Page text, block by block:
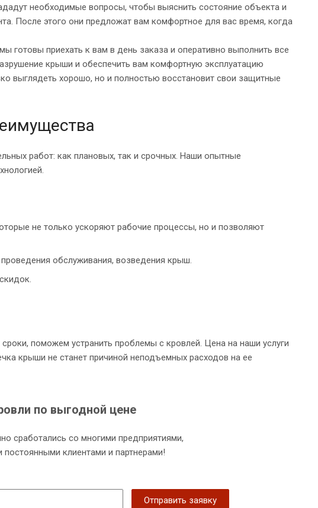
необходимые вопросы, чтобы выяснить состояние объекта и
После этого они предложат вам комфортное для вас время, когда
готовы приехать к вам в день заказа и оперативно выполнить все
крыши и обеспечить вам комфортную эксплуатацию
выглядеть хорошо, но и полностью восстановит свои защитные
работ: как плановых, так и срочных. Наши опытные
не только ускоряют рабочие процессы, но и позволяют
обслуживания, возведения крыш.
поможем устранить проблемы с кровлей. Цена на наши услуги
крыши не станет причиной неподъемных расходов на ее
по выгодной цене
сработались со многими предприятиями,
клиентами и партнерами!